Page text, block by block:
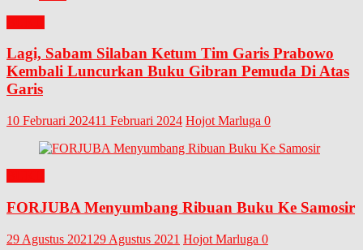
Lagi, Sabam Silaban Ketum Tim Garis Prabowo
Kembali Luncurkan Buku Gibran Pemuda Di Atas
Garis
10 Februari 202411 Februari 2024 Hojot Marluga 0
FORJUBA Menyumbang Ribuan Buku Ke Samosir
29 Agustus 2021 29 Agustus 2021 Hojot Marluga 0